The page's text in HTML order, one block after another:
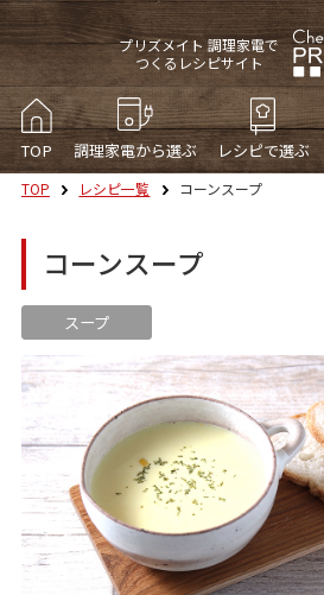
プリズメイト 調理家電で
つくるレシピサイト
TOP 調理家電から選ぶ レシピで選ぶ
TOP レシピ一覧 コーンスープ
コーンスープ
スープ